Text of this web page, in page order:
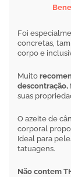
Foi
concretas,
corpo e
Muito
descontração,
suas
O azeite de
corporal
Ideal para
tatuagens.
Não contem